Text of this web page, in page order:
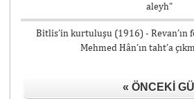
aleyh”
Bitlis’in kurtuluşu (1916) - Revan’ın
Mehmed Hân’ın taht’a
« ÖNCEKI